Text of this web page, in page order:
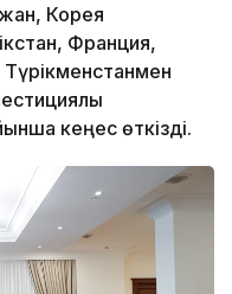
Корея
Франция,
кеңес өткізді.